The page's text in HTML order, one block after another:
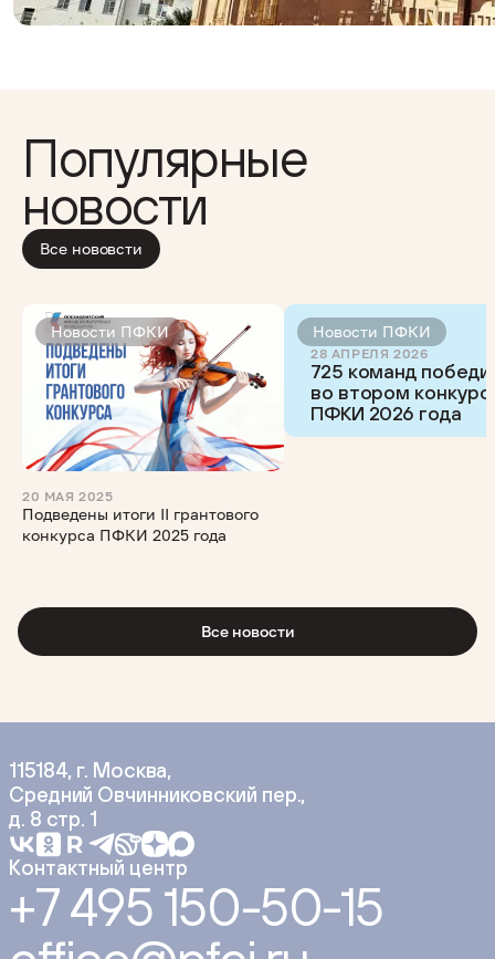
Популярные
новости
Все нововсти
Новости ПФКИ
20 МАЯ 2025
Подведены итоги II грантового
конкурса ПФКИ 2025 года
Новости ПФКИ
28 АПРЕЛЯ 2026
725 команд
во втором
ПФКИ 2026 года
Все новости
115184, г. Москва,
Средний Овчинниковский пер.,
д. 8 стр. 1
Контактный центр
+7 495 150-50-15